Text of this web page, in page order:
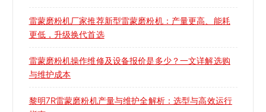
雷蒙磨粉机厂家推荐新型雷蒙磨粉机：产量更高、能耗
更低，升级换代首选
雷蒙磨粉机操作维修及设备报价是多少？一文详解选购
与维护成本
黎明7R雷蒙磨粉机产量与维护全解析：选型与高效运行